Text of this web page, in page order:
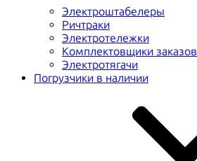
Электроштабелеры
Ричтраки
Электротележки
Комплектовщики заказов
Электротягачи
Погрузчики в наличии